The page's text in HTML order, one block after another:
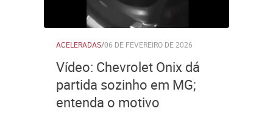
ACELERADAS/06 DE FEVEREIRO DE 2026
Vídeo: Chevrolet Onix dá
partida sozinho em MG;
entenda o motivo